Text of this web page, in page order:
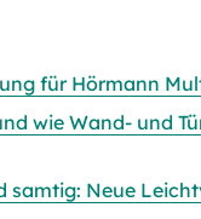
für Hörmann
wie Wand- und
Neue